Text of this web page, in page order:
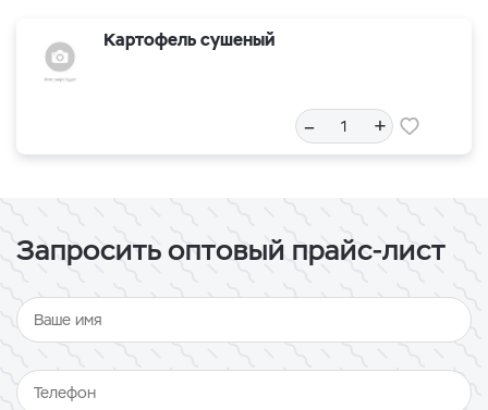
Картофель сушеный
– +
Запросить оптовый прайс-лист